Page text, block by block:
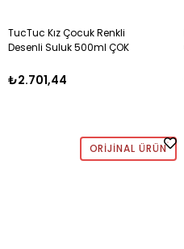
TucTuc Kız Çocuk Renkli
Desenli Suluk 500ml ÇOK
₺2.701,44
ORIJINAL ÜRÜN